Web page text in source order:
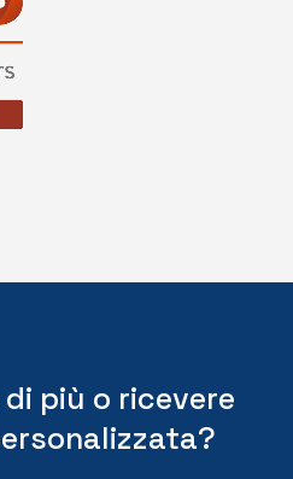
più o ricevere